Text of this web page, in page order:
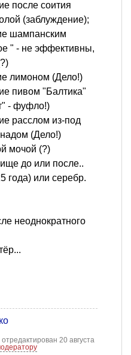
после соития
(заблуждение);
шампанским
" - не эффективны,
лимоном (Дело!)
пивом "Балтика"
- фуфло!)
расслом из-под
(Дело!)
мочой (?)
до или после..
года) или серебр.
неоднократного
отредактирован 20 августа